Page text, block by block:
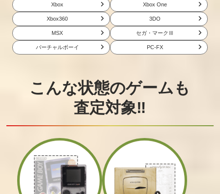
Xbox Xbox One
Xbox360 3DO
MSX セガ・マークⅢ
バーチャルボーイ PC-FX
こんな状態のゲームも
査定対象‼